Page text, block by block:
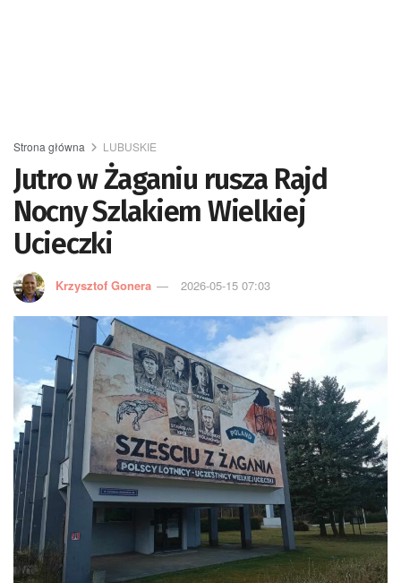
Strona główna LUBUSKIE
Jutro w Żaganiu rusza Rajd
Nocny Szlakiem Wielkiej
Ucieczki
Krzysztof Gonera 2026-05-15 07:03